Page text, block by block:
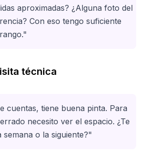
aproximadas? ¿Alguna foto del
Con eso tengo suficiente
técnica
cuentas, tiene buena pinta. Para
necesito ver el espacio. ¿Te
semana o la siguiente?"